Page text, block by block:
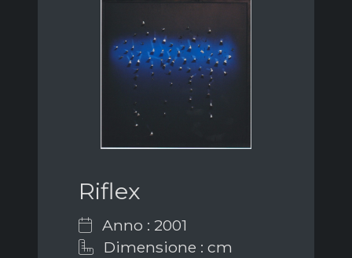
Riflex
Anno : 2001
Dimensione : cm